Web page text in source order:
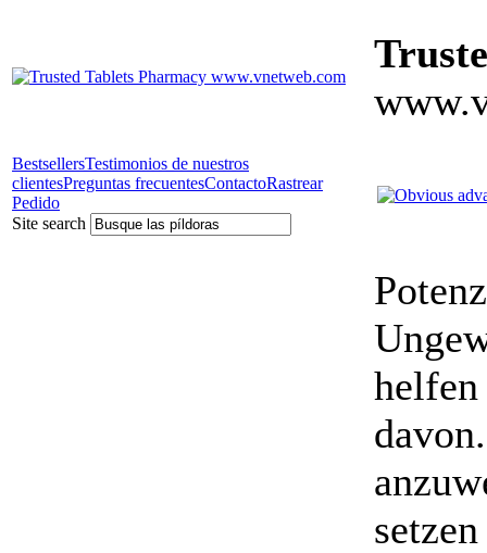
BestsellersTestimonios de nuestros
clientesPreguntas frecuentesContactoRastrear
Pedido
Site search